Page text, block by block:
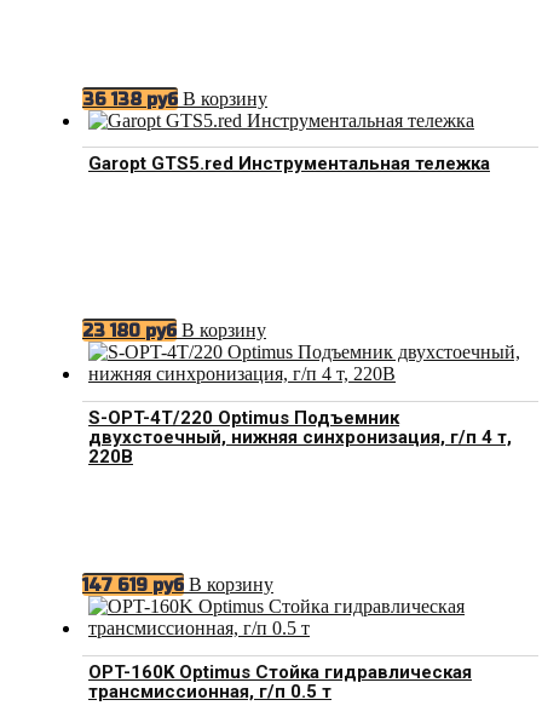
36 138 руб В корзину
Garopt GTS5.red Инструментальная тележка
23 180 руб В корзину
S-OPT-4T/220 Optimus Подъемник
двухстоечный, нижняя синхронизация, г/п 4 т,
220В
147 619 руб В корзину
OPT-160K Optimus Стойка гидравлическая
трансмиссионная, г/п 0.5 т